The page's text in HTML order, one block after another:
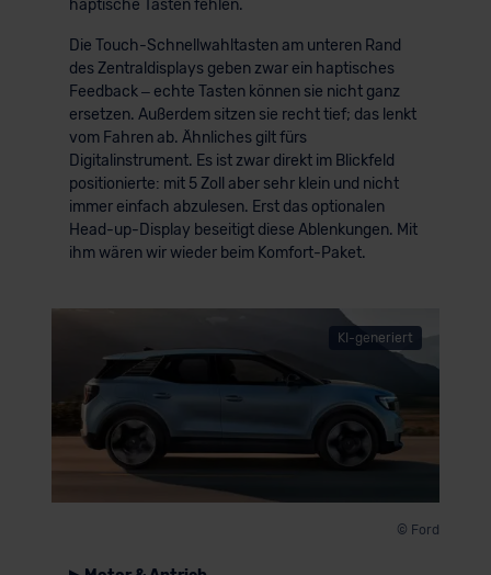
haptische Tasten fehlen.
Die Touch-Schnellwahltasten am unteren Rand
des Zentraldisplays geben zwar ein haptisches
Feedback – echte Tasten können sie nicht ganz
ersetzen. Außerdem sitzen sie recht tief; das lenkt
vom Fahren ab. Ähnliches gilt fürs
Digitalinstrument. Es ist zwar direkt im Blickfeld
positionierte: mit 5 Zoll aber sehr klein und nicht
immer einfach abzulesen. Erst das optionalen
Head-up-Display beseitigt diese Ablenkungen. Mit
ihm wären wir wieder beim Komfort-Paket.
KI-generiert
© Ford